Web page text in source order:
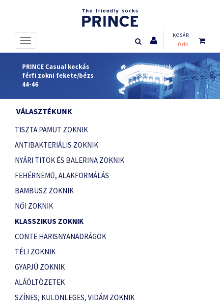
KOSÁR
0 db
PRINCE Casual kockás
férfi zokni fekete/bézs
44-46
Termékeink
Klasszikus zoknik
VÁLASZTÉKUNK
TISZTA PAMUT ZOKNIK
ANTIBAKTERIÁLIS ZOKNIK
NYÁRI TITOK ÉS BALERINA ZOKNIK
FEHÉRNEMŰ, ALAKFORMÁLÁS
BAMBUSZ ZOKNIK
NŐI ZOKNIK
KLASSZIKUS ZOKNIK
CONTE HARISNYANADRÁGOK
TÉLI ZOKNIK
GYAPJÚ ZOKNIK
ALÁÖLTÖZETEK
SZÍNES, KÜLÖNLEGES, VIDÁM ZOKNIK